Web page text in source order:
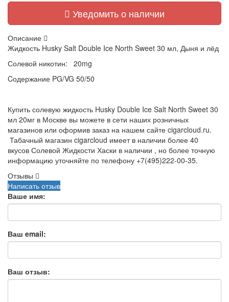
Уведомить о наличии
Описание
Жидкость Husky Salt Double Ice North Sweet 30 мл, Дыня и лёд
Солевой никотин: 20mg
Cодержание PG/VG 50/50
Купить солевую жидкость Husky Double Ice Salt North Sweet 30
мл 20мг в Москве вы можете в сети наших розничных
магазинов или оформив заказ на нашем сайте cigarcloud.ru.
Табачный магазин cigarcloud имеет в наличии более 40
вкусов Солевой Жидкости Хаски в наличии , но более точную
информацию уточняйте по телефону +7(495)222-00-35.
Отзывы
Написать отзыв
Ваше имя:
Ваш email:
Ваш отзыв: